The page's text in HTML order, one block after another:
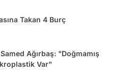
Takan 4 Burç
Samed Ağırbaş: "Doğmamış
Var"